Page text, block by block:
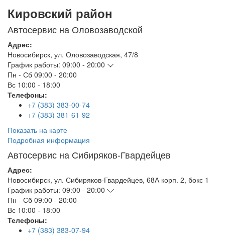
Кировский район
Автосервис на Оловозаводской
Адрес:
Новосибирск, ул. Оловозаводская, 47/8
График работы: 09:00 - 20:00
Пн - Сб 09:00 - 20:00
Вс 10:00 - 18:00
Телефоны:
+7 (383) 383-00-74
+7 (383) 381-61-92
Показать на карте
Подробная информация
Автосервис на Сибиряков-Гвардейцев
Адрес:
Новосибирск, ул. Сибиряков-Гвардейцев, 68А корп. 2, бокс 1
График работы: 09:00 - 20:00
Пн - Сб 09:00 - 20:00
Вс 10:00 - 18:00
Телефоны:
+7 (383) 383-07-94